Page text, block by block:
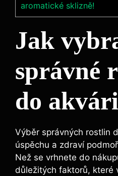
aromatické sklizně!
Jak
správné
do
Výběr správných rostlin
⁤úspěchu a zdraví
Než se vrhnete do
důležitých faktorů,⁣ které